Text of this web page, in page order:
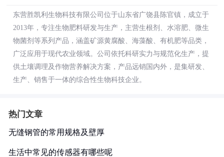
东营胜凯利生物科技有限公司位于山东省广饶县陈官镇，成立于
2013年，专注生物肥料研发与生产，主营生根剂、水溶肥、微生
物菌剂等系列产品，涵盖矿源黄腐酸、海藻酸、有机肥等品类，
广泛应用于现代农业领域。公司依托科研实力与规范化生产，提
供土壤调理及作物营养解决方案，产品远销国内外，是集研发、
生产、销售于一体的综合性生物科技企业。
热门文章
无缝钢管的常用规格及壁厚
生活中常见的传感器有哪些呢